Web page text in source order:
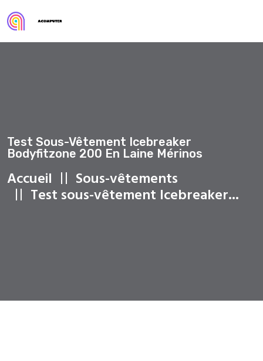
Test Sous-Vêtement Icebreaker
Bodyfitzone 200 En Laine Mérinos
Accueil Sous-vêtements
Test sous-vêtement Icebreaker...